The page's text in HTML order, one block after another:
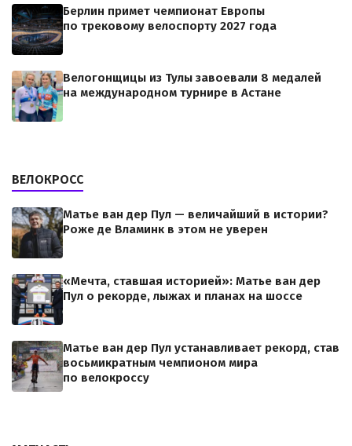
Берлин примет чемпионат Европы
по трековому велоспорту 2027 года
Велогонщицы из Тулы завоевали 8 медалей
на международном турнире в Астане
ВЕЛОКРОСС
Матье ван дер Пул — величайший в истории?
Роже де Вламинк в этом не уверен
«Мечта, ставшая историей»: Матье ван дер
Пул о рекорде, лыжах и планах на шоссе
Матье ван дер Пул устанавливает рекорд, став
восьмикратным чемпионом мира
по велокроссу